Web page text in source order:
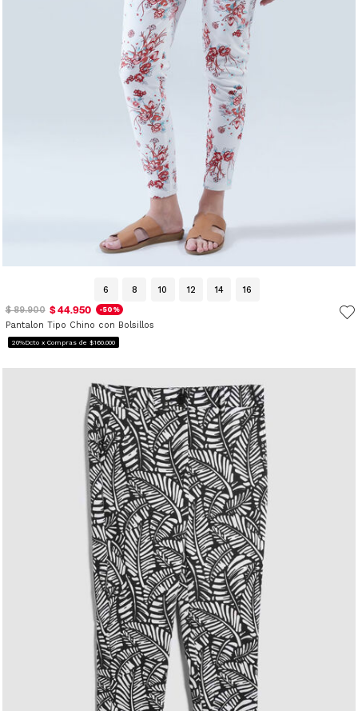
6 8 10 12 14
16
$ 89.900 $ 44.950 -50%
Pantalon Tipo Chino con Bolsillos
20%Dcto x Compras de $160.000